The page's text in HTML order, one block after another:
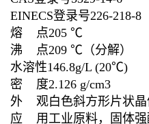
EINECS登录号226-218-8
熔 点205 ℃
沸 点209 ℃（分解）
水溶性146.8g/L (20℃)
密 度2.126 g/cm3
外 观白色斜方形片状晶
应 用工业原料，固体强